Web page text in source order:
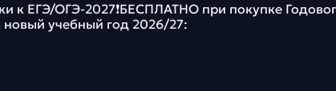
к ЕГЭ/ОГЭ-2027❗️БЕСПЛАТНО при покупке
учебный год 2026/27: